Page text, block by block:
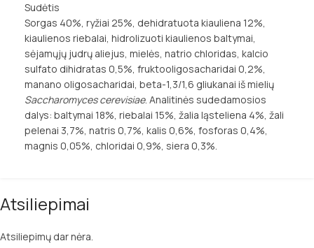
Sudėtis
Sorgas 40%, ryžiai 25%, dehidratuota kiauliena 12%,
kiaulienos riebalai, hidrolizuoti kiaulienos baltymai,
sėjamųjų judrų aliejus, mielės, natrio chloridas, kalcio
sulfato dihidratas 0,5%, fruktooligosacharidai 0,2%,
manano oligosacharidai, beta-1,3/1,6 gliukanai iš mielių
Saccharomyces cerevisiae. Analitinės sudedamosios
dalys: baltymai 18%, riebalai 15%, žalia ląsteliena 4%, žali
pelenai 3,7%, natris 0,7%, kalis 0,6%, fosforas 0,4%,
magnis 0,05%, chloridai 0,9%, siera 0,3%.
Atsiliepimai
Atsiliepimų dar nėra.